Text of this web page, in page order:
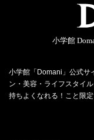
小学館
小学館「Domani」公式サ
ン・美容・ライフスタイ
持ちよくなれる！こと限